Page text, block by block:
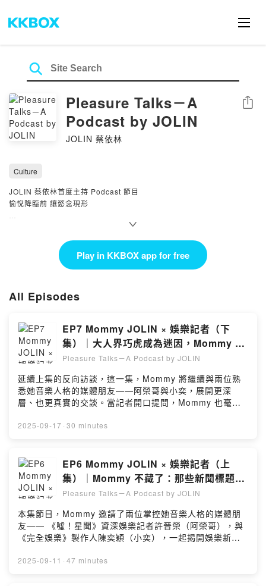
Pleasure Talks－A
Podcast by JOLIN
JOLIN 蔡依林
Share
Culture
JOLIN 蔡依林首度主持 Podcast 節目
愉悅降臨前 讓慾念現形
從嫉妒、憤怒、傲慢到暴食、懶惰與色慾—
JOLIN 蔡依林邀請你細細聆聽
聽她親自訴說《Pleasure》背後的真實對話
《Pleasure Talks－A Podcast by JOLIN》
♬ 《Pleasure》專輯數位收聽｜Listen Now：
☞ 更多蔡依林消息｜More about JOLIN
Official Website：https://www.jolincai.com/
Instagram： jolin_cai
YouTube：jolin_cai
Powered by Firstory Hosting
Play in KKBOX app for free
All Episodes
EP7 Mommy JOLIN × 娛樂記者（下
集）｜大人界巧虎成為迷因，Mommy 再
出招！
Pleasure Talks－A Podcast by JOLIN
延續上集的反向訪談，這一集，Mommy 將繼續與兩位熟
悉她音樂人格的媒體朋友——阿榮哥與小奕，展開更深
層、也更真實的交談。當記者開口提問，Mommy 也毫不
掙扎與突破，甚至是對音樂與演唱會畫面的想像，與粉絲
夠嗎？」07:52 被封「大人界巧虎」成網路迷因？Mommy
自己怎麼看？還有新招？09:22 Mommy 的零負面生活方
式 ✦ 長期自律的動力11:40 面對排山倒海的期待，把壓力
變動力 ✦ 自己既是音樂夥伴，也是敵人17:00 記者眼中的
Mommy：像女巨人，也像保育類動物？！22:58 Mommy
聊創作畫面與零尿點演唱會的想像26:23 工作的使命感與
愉悅，讓能量瞬間被衝爆！／♬ 《Pleasure》專輯數位收
聽｜Listen Now：https://jolinwmt.lnk.to/Pleasure☞ 更
多蔡依林消息｜More about JOLINOfficial Website：
2025-09-17 · 30 minutes
EP6 Mommy JOLIN × 娛樂記者（上
集）｜Mommy 不藏了：那些新聞標題，
我有話要說⋯
Pleasure Talks－A Podcast by JOLIN
本集節目，Mommy 邀請了兩位掌控她音樂人格的媒體朋
友—— 《噓！星聞》資深娛樂記者許晉榮（阿榮哥），與
《完全娛樂》製作人陳奕穎（小奕），一起揭開娛樂新聞
Mommy 首次換位出擊，拋出那些關於新聞背後「心裡真
2025-09-11 · 47 minutes